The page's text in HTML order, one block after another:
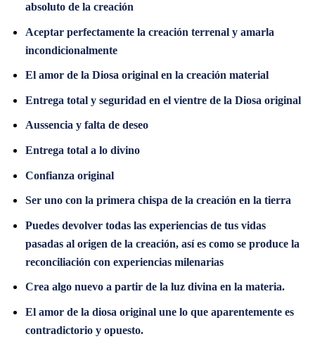
absoluto de la creación
Aceptar perfectamente la creación terrenal y amarla
incondicionalmente
El amor de la Diosa original en la creación material
Entrega total y seguridad en el vientre de la Diosa original
Aussencia y falta de deseo
Entrega total a lo divino
Confianza original
Ser uno con la primera chispa de la creación en la tierra
Puedes devolver todas las experiencias de tus vidas
pasadas al origen de la creación, así es como se produce la
reconciliación con experiencias milenarias
Crea algo nuevo a partir de la luz divina en la materia.
El amor de la diosa original une lo que aparentemente es
contradictorio y opuesto.